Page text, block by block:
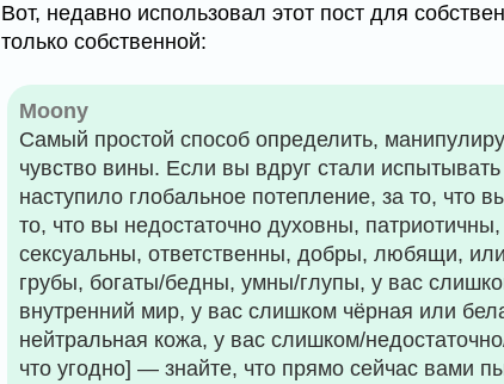
Вот, недавно использовал этот пост для
только собственной:
Moony
Самый простой способ определить,
чувство вины. Если вы вдруг стали
наступило глобальное потепление, за то, что
то, что вы недостаточно духовны,
сексуальны, ответственны, добры, любящи,
грубы, богаты/бедны, умны/глупы, у вас
внутренний мир, у вас слишком чёрная или
нейтральная кожа, у вас слишком/
что угодно] — знайте, что прямо сейчас вами